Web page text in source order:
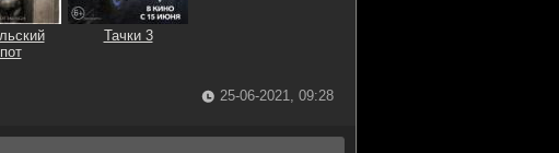
Тачки 3
25-06-2021, 09:28